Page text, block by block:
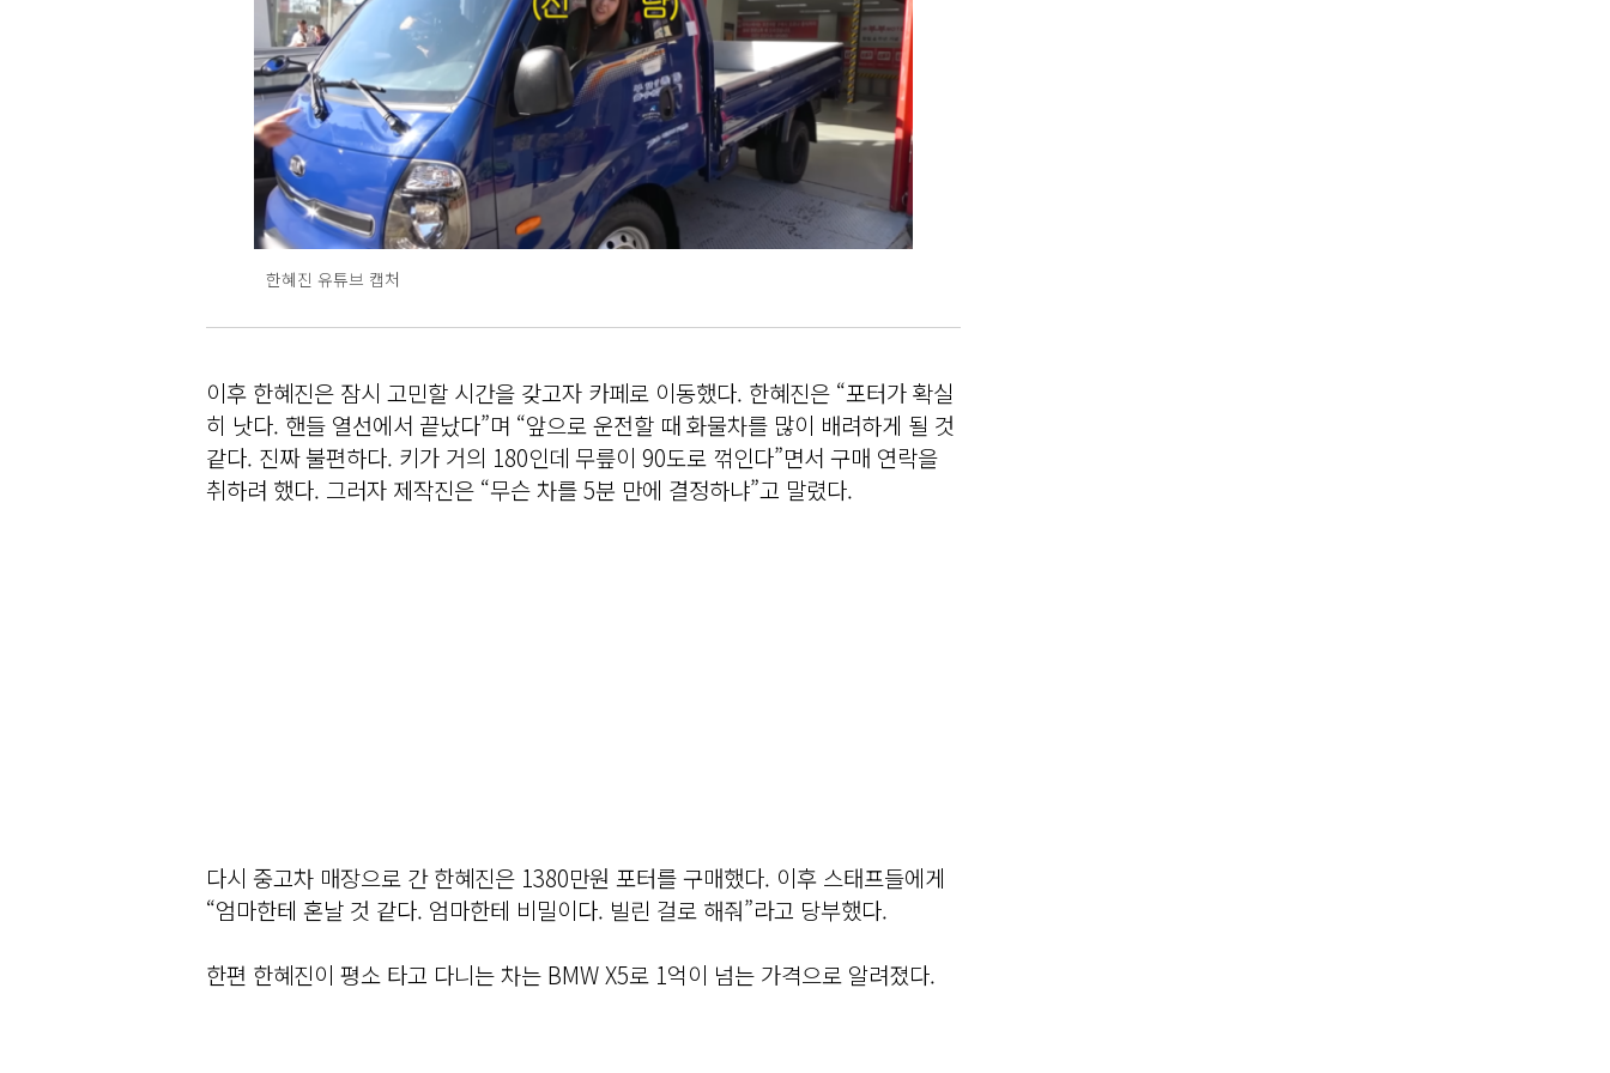
한혜진 유튜브 캡처
이후 한혜진은 잠시 고민할 시간을 갖고자 카페로 이동했다. 한혜진은 “포터가 확실
히 낫다. 핸들 열선에서 끝났다”며 “앞으로 운전할 때 화물차를 많이 배려하게 될 것
같다. 진짜 불편하다. 키가 거의 180인데 무릎이 90도로 꺾인다”면서 구매 연락을
취하려 했다. 그러자 제작진은 “무슨 차를 5분 만에 결정하냐”고 말렸다.
다시 중고차 매장으로 간 한혜진은 1380만원 포터를 구매했다. 이후 스태프들에게
“엄마한테 혼날 것 같다. 엄마한테 비밀이다. 빌린 걸로 해줘”라고 당부했다.
한편 한혜진이 평소 타고 다니는 차는 BMW X5로 1억이 넘는 가격으로 알려졌다.